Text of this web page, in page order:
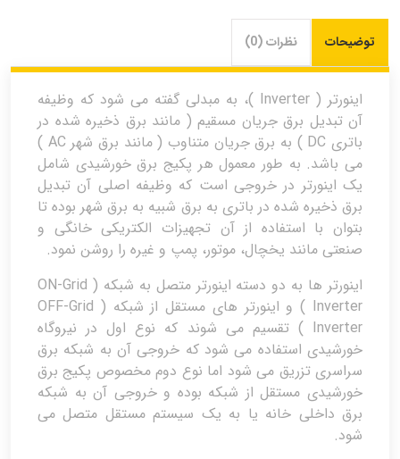
توضیحات نظرات (0)
اینورتر ( Inverter )، به مبدلی گفته می شود که وظیفه
آن تبدیل برق جریان مسقیم ( مانند برق ذخیره شده در
باتری DC ) به برق جریان متناوب ( مانند برق شهر AC )
می باشد. به طور معمول هر پکیج برق خورشیدی شامل
یک اینورتر در خروجی است که وظیفه اصلی آن تبدیل
برق ذخیره شده در باتری به برق شبیه به برق شهر بوده تا
بتوان با استفاده از آن تجهیزات الکتریکی خانگی و
صنعتی مانند یخچال، موتور، پمپ و غیره را روشن نمود.
اینورتر ها به دو دسته اینورتر متصل به شبکه ( ON-Grid
Inverter ) و اینورتر های مستقل از شبکه ( OFF-Grid
Inverter ) تقسیم می شوند که نوع اول در نیروگاه
خورشیدی استفاده می شود که خروجی آن به شبکه برق
سراسری تزریق می شود اما نوع دوم مخصوص پکیج برق
خورشیدی مستقل از شبکه بوده و خروجی آن به شبکه
برق داخلی خانه یا به یک سیستم مستقل متصل می
شود.